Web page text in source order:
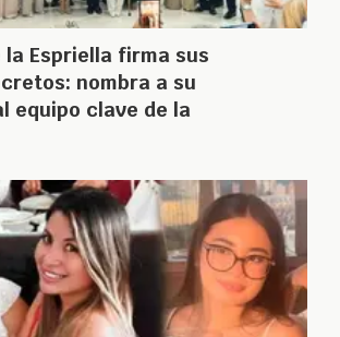
la Espriella firma sus
nombra a su
equipo clave de la